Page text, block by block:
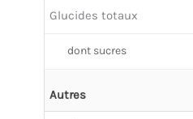
Glucides totaux
dont sucres
Autres